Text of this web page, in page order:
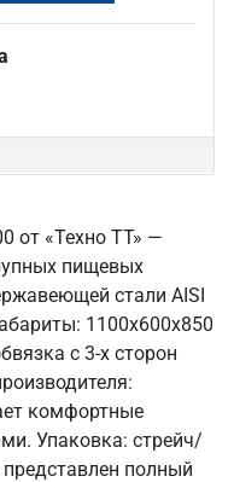
от «Техно ТТ» —
пищевых
стали AISI
1100x600x850
с 3-х сторон
комфортные
Упаковка: стрейч/
полный